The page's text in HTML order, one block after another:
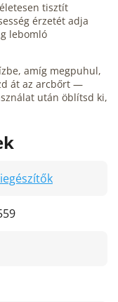
tisztít
érzetét adja
lebomló
amíg megpuhul,
át az arcbőrt —
után öblítsd ki,